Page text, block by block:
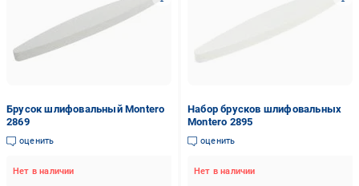
Брусок шлифовальный Montero
2869
оценить
Нет в наличии
Набор брусков шлифовальных
Montero 2895
оценить
Нет в наличии